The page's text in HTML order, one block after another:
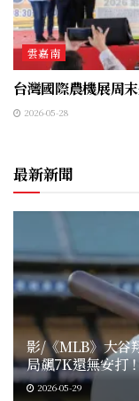
雲嘉南
台灣國際農機展周
2026-05-28
最新新聞
影/《MLB》大谷
局飆7K還無安打
2026-05-29